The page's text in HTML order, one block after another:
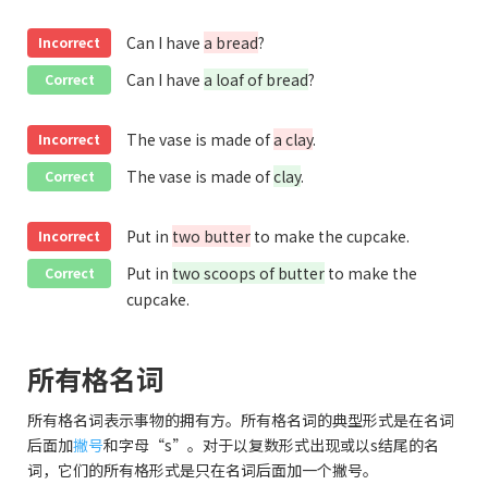
Incorrect Can I have a bread?
Correct Can I have a loaf of bread?
Incorrect The vase is made ofa clay.
Correct The vase is made ofclay.
Incorrect Put in two butter to make the cupcake.
Correct Put in two scoops of butter to make the
cupcake.
所有格名词
所有格名词表示事物的拥有方。所有格名词的典型形式是在名词
后面加撇号和字母“s”。对于以复数形式出现或以s结尾的名
词，它们的所有格形式是只在名词后面加一个撇号。